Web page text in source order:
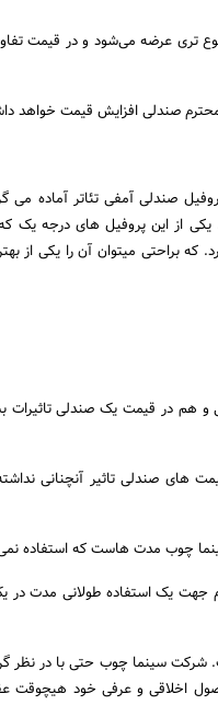
تری عرضه می‌شود و در قیمت
صندلی افزایش قیمت خواهد
صندلی آمفی تئاتر آماده می
از این پروفیل های درجه یک
براحتی میتوان آن را یکی از
در قیمت یک صندلی تاثیرات
های صندلی تاثیر آنچنانی
چوب مدت هاست که استفاده
جهت یک استفاده طولانی مدت در
شرکت سینما چوب حتی با در نظر
اصول اخلاقی و عرفی خود